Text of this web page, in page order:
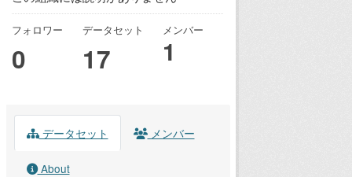
フォロワー
0
データセット
17
メンバー
1
データセット メンバー
About